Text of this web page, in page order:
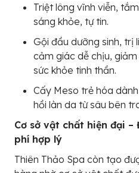
Triệt lông vĩnh viễn,
sáng khỏe, tự tin.
Gội đầu dưỡng sinh, trị
cảm giác dễ chịu,
sức khỏe tinh thần.
Cấy Meso trẻ hóa
hồi làn da từ sâu bên
Cơ sở vật chất hiện đại
phí hợp lý
Thiên Thảo Spa còn tạo